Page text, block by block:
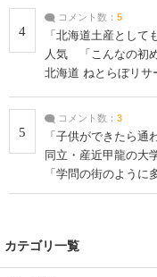
4
コメント数： 5
「北海道土産として
人気 「こんなの初
北海道 ねとらぼリサ
5
コメント数： 3
「子供ができたら
同立・産近甲龍の大
「学問の街のよう
| 大学 ねとらぼリサ
カテゴリ一覧